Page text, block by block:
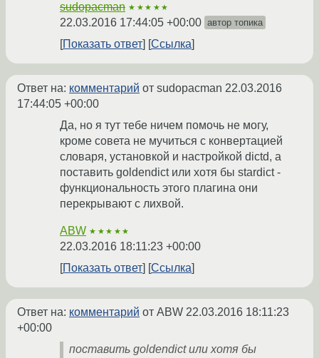
sudopacman ★★★★★
22.03.2016 17:44:05 +00:00 автор топика
Показать ответ Ссылка
Ответ на: комментарий от sudopacman 22.03.2016
17:44:05 +00:00
Да, но я тут тебе ничем помочь не могу,
кроме совета не мучиться с конвертацией
словаря, установкой и настройкой dictd, а
поставить goldendict или хотя бы stardict -
функциональность этого плагина они
перекрывают с лихвой.
ABW ★★★★★
22.03.2016 18:11:23 +00:00
Показать ответ
Ссылка
Ответ на: комментарий от ABW 22.03.2016 18:11:23
+00:00
поставить goldendict или хотя бы